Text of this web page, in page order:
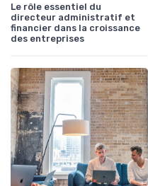
Le rôle essentiel du
directeur administratif et
financier dans la croissance
des entreprises